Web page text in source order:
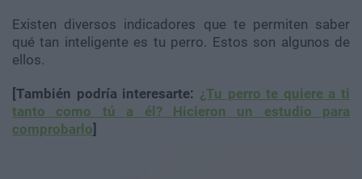
Existen diversos indicadores que te permiten saber
qué tan inteligente es tu perro. Estos son algunos de
ellos.
[También podría interesarte: ¿Tu perro te quiere a ti
tanto como tú a él? Hicieron un estudio para
comprobarlo]